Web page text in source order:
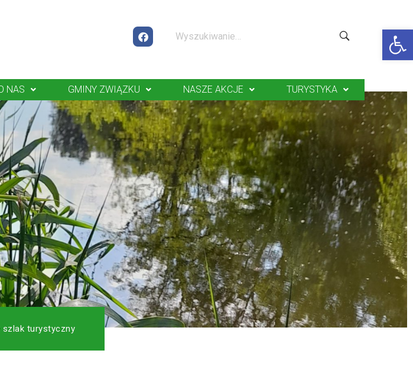
NAS GMINY ZWIĄZKU NASZE AKCJE TURYSTYKA
szlak turystyczny